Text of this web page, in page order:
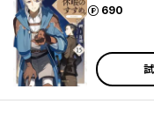
690
ポイント